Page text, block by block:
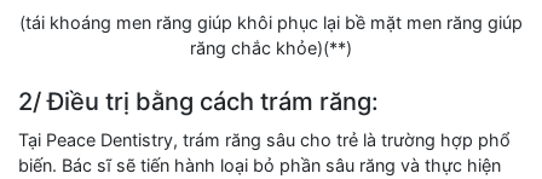
(tái khoáng men răng giúp khôi phục lại bề mặt men răng giúp
răng chắc khỏe)(**)
2/ Điều trị bằng cách trám răng:
Tại Peace Dentistry, trám răng sâu cho trẻ là trường hợp phổ
biến. Bác sĩ sẽ tiến hành loại bỏ phần sâu răng và thực hiện